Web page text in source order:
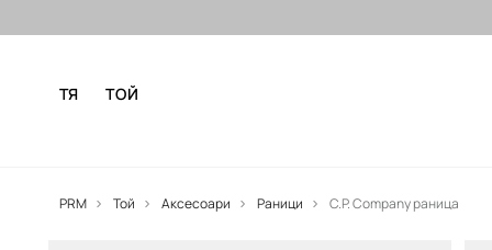
Безплатни доставка и връщане
ТЯ ТОЙ
PRM Той Аксесоари Раници C.P. Company раница